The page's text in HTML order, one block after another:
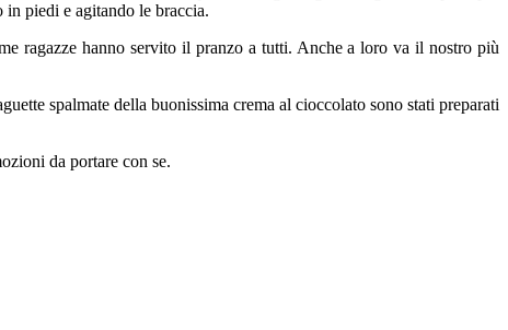
in piedi e agitando le braccia.
ragazze hanno servito il pranzo a tutti. Anche a loro va il nostro più
spalmate della buonissima crema al cioccolato sono stati preparati
da portare con se.